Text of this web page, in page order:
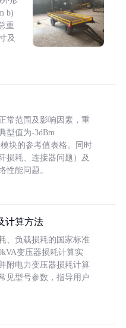
b)
重
及
常范围及影响因素，重
型值为-3dBm
块的参考值表格。同时
损耗、连接器问题）及
性能问题。
计算方法
、负载损耗的国家标准
变压器损耗计算实
附电力变压器损耗计算
见型号参数，指导用户